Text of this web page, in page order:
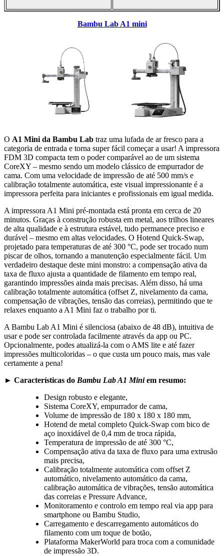
Bambu Lab A1 mini
O A1 Mini da Bambu Lab traz uma lufada de ar fresco para a
categoria de entrada e torna super fácil começar a usar! A impressora
FDM 3D compacta tem o poder comparável ao de um sistema
CoreXY – mesmo sendo um modelo clássico de empurrador de
cama. Com uma velocidade de impressão de até 500 mm/s e
calibração totalmente automática, este visual impressionante é a
impressora perfeita para iniciantes e profissionais em igual medida.
A impressora A1 Mini pré-montada está pronta em cerca de 20
minutos. Graças à construção robusta em metal, aos trilhos lineares
de alta qualidade e à estrutura estável, tudo permanece preciso e
durável – mesmo em altas velocidades. O Hotend Quick-Swap,
projetado para temperaturas de até 300 °C, pode ser trocado num
piscar de olhos, tornando a manutenção especialmente fácil. Um
verdadeiro destaque deste mini monstro: a compensação ativa da
taxa de fluxo ajusta a quantidade de filamento em tempo real,
garantindo impressões ainda mais precisas. Além disso, há uma
calibração totalmente automática (offset Z, nivelamento da cama,
compensação de vibrações, tensão das correias), permitindo que te
relaxes enquanto a A1 Mini faz o trabalho por ti.
A Bambu Lab A1 Mini é silenciosa (abaixo de 48 dB), intuitiva de
usar e pode ser controlada facilmente através da app ou PC.
Opcionalmente, podes atualizá-la com o AMS lite e até fazer
impressões multicoloridas – o que custa um pouco mais, mas vale
certamente a pena!
► Características do Bambu Lab A1 Miniem resumo:
Design robusto e elegante,
Sistema CoreXY, empurrador de cama,
Volume de impressão de 180 x 180 x 180 mm,
Hotend de metal completo Quick-Swap com bico de
aço inoxidável de 0,4 mm de troca rápida,
Temperatura de impressão de até 300 °C,
Compensação ativa da taxa de fluxo para uma extrusão
mais precisa,
Calibração totalmente automática com offset Z
automático, nivelamento automático da cama,
calibração automática de vibrações, tensão automática
das correias e Pressure Advance,
Monitoramento e controlo em tempo real via app para
smartphone ou Bambu Studio,
Carregamento e descarregamento automáticos do
filamento com um toque de botão,
Plataforma MakerWorld para troca com a comunidade
de impressão 3D.